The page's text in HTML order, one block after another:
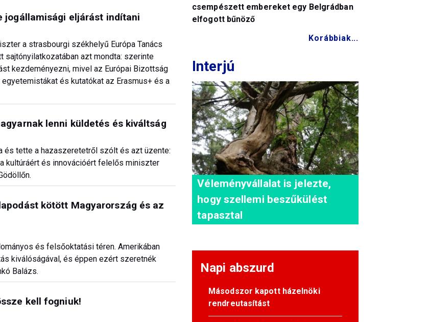
jogállamisági eljárást indítani
a strasbourgi székhelyű Európa Tanács
sajtónyilatkozatában azt mondta: szerinte
kezdeményezni, mivel az Európai Bizottság
és kutatókat az Erasmus+ és a
lenni küldetés és kiváltság
és tette a hazaszeretetről szólt és azt üzente:
kultúráért és innovációért felelős miniszter
kötött Magyarország és az
és felsőoktatási téren. Amerikában
kiválóságával, és éppen ezért szeretnék
Balázs.
kell fogniuk!
csempészett embereket egy Belgrádban
elfogott bűnöző
Korábbiak...
Interjú
Véleményvállalat is jelezte,
hogy szellemi beszűkülést
tapasztal
Napi abszurd
Másodszor kapott házelnöki
rendreutasítást